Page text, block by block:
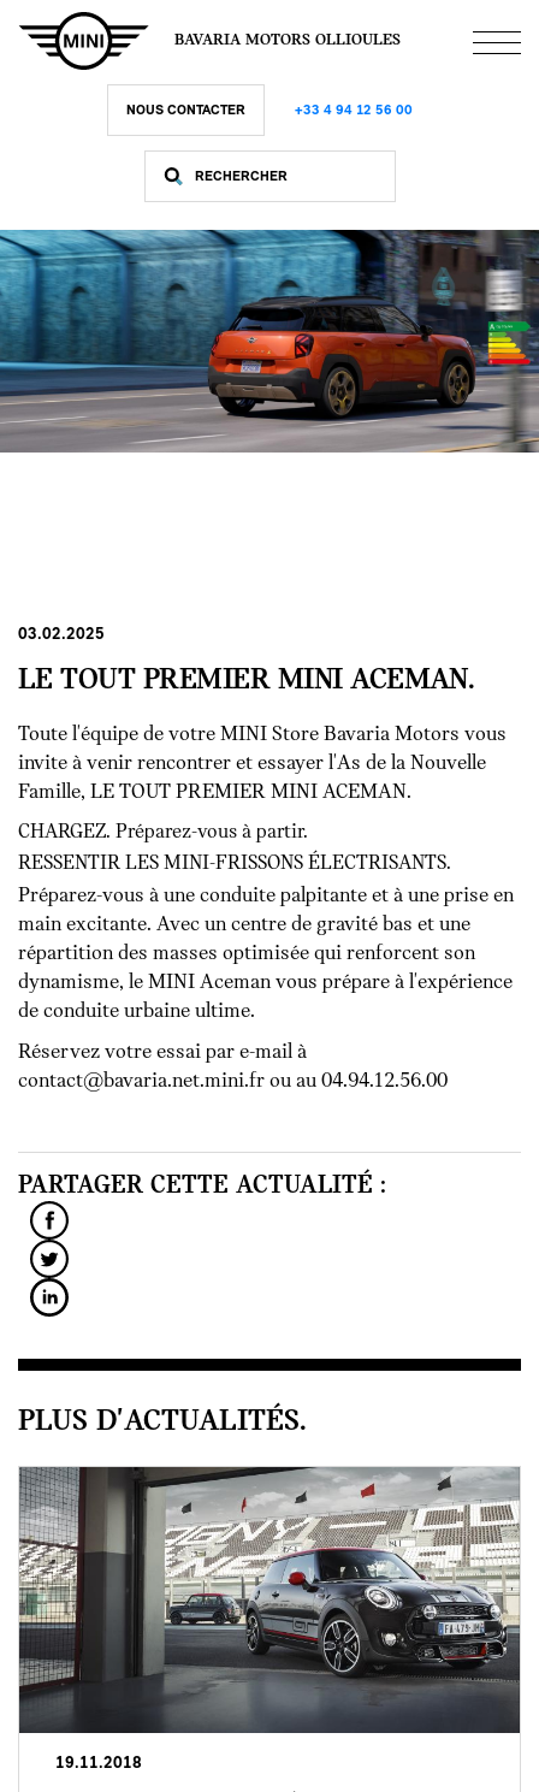
contenu
BAVARIA MOTORS OLLIOULES
NOUS CONTACTER +33 4 94 12 56 00
03.02.2025
LE TOUT PREMIER MINI ACEMAN.
Toute l'équipe de votre MINI Store Bavaria Motors vous
invite à venir rencontrer et essayer l'As de la Nouvelle
Famille, LE TOUT PREMIER MINI ACEMAN.
CHARGEZ. Préparez-vous à partir.
RESSENTIR LES MINI-FRISSONS ÉLECTRISANTS.
Préparez-vous à une conduite palpitante et à une prise en
main excitante. Avec un centre de gravité bas et une
répartition des masses optimisée qui renforcent son
dynamisme, le MINI Aceman vous prépare à l'expérience
de conduite urbaine ultime.
Réservez votre essai par e-mail à
contact@bavaria.net.mini.fr ou au 04.94.12.56.00
PARTAGER CETTE ACTUALITÉ :
PLUS D'ACTUALITÉS.
19.11.2018